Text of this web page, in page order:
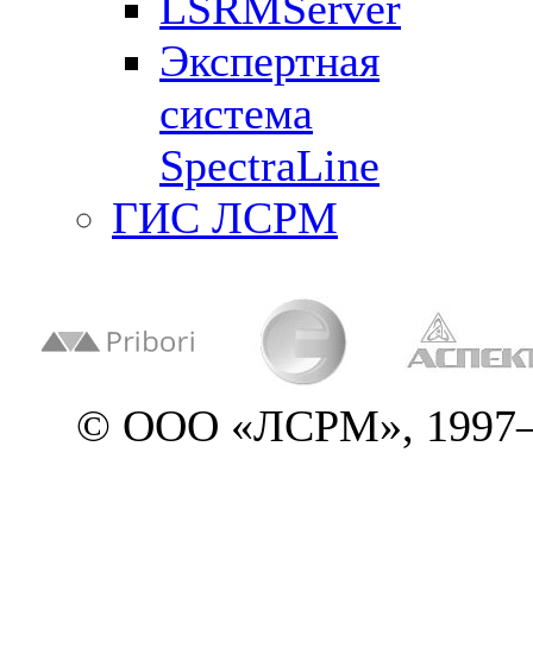
Экспертная
система
SpectraLine
ГИС ЛСРМ
© ООО «ЛСРМ»,